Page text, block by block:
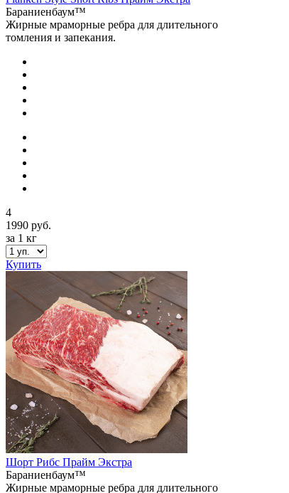
Бараниенбаум™
Жирные мраморные ребра для длительного
томления и запекания.
4
1990 руб.
за 1 кг
Купить
Шорт Рибс Прайм Экстра
Бараниенбаум™
Жирные мраморные ребра для длительного